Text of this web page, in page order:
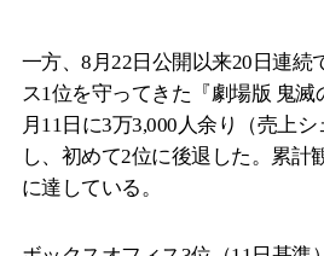
一方、8月22日公開以来20日連続
ス1位を守ってきた『劇場版 鬼滅
月11日に3万3,000人余り（売上
し、初めて2位に後退した。累計
に達している。